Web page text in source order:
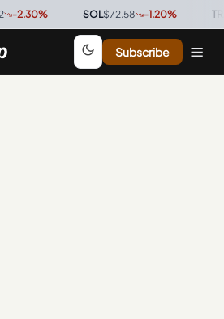
-2.30%· SOL$72.58 -1.20%· TRX
Subscribe